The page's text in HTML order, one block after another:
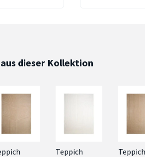
dieser Kollektion
Teppich
Teppich